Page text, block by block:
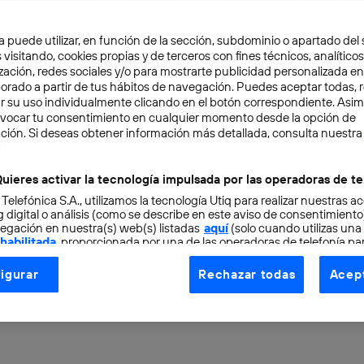
2 min
móviles en
nuestra salud o dañan
puede utilizar, en función de la sección, subdominio o apartado del
visitando, cookies propias y de terceros con fines técnicos,
redes sociales y/o para mostrarte publicidad personalizada
a partir de tus hábitos de navegación. Puedes aceptar todas,
su uso individualmente clicando en el botón correspondiente.
tu consentimiento en cualquier momento desde la opción de
Si deseas obtener información más detallada, consulta nuestra
activar la tecnología impulsada por las operadoras de
S.A., utilizamos la tecnología Utiq para realizar nuestras
digital o análisis (como se describe en este aviso de
en nuestra(s) web(s) listadas aquí(solo cuando utilizas una
, proporcionada por una de las operadoras de telefonía
consentimiento en cada página web).
Utiq está diseñada con la privacidad como prioridad
dirección IP y otra información de la cuenta de cliente de
Rechazar todas